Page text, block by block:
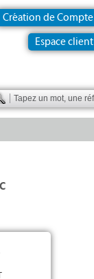
Création de Compte
Espace client
ou à coller
et axe PVC-U